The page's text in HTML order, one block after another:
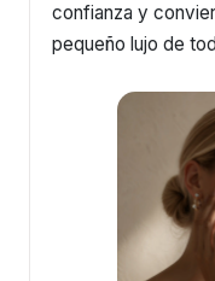
confianza y
pequeño lujo de